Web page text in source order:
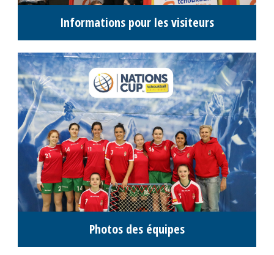
Informations pour les visiteurs
Photos des équipes